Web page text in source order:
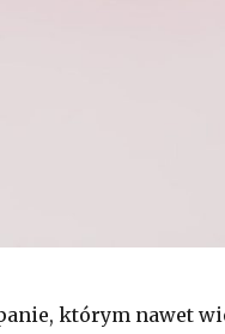
którym nawet